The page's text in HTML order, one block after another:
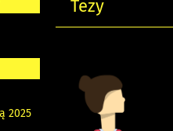
Tezy
2025